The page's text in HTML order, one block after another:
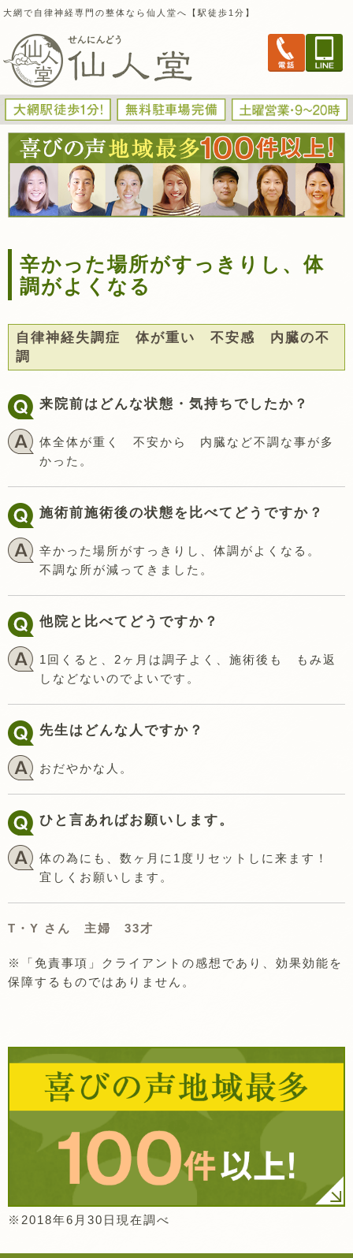
大網で自律神経専門の整体なら仙人堂へ【駅徒歩1分】
辛かった場所がすっきりし、体
調がよくなる
自律神経失調症 体が重い 不安感 内臓の不
調
来院前はどんな状態・気持ちでしたか？
体全体が重く 不安から 内臓など不調な事が多
かった。
施術前施術後の状態を比べてどうですか？
辛かった場所がすっきりし、体調がよくなる。
不調な所が減ってきました。
他院と比べてどうですか？
1回くると、2ヶ月は調子よく、施術後も もみ返
しなどないのでよいです。
先生はどんな人ですか？
おだやかな人。
ひと言あればお願いします。
体の為にも、数ヶ月に1度リセットしに来ます！
宜しくお願いします。
T・Y さん 主婦 33才
※「免責事項」クライアントの感想であり、効果効能を
保障するものではありません。
※2018年6月30日現在調べ